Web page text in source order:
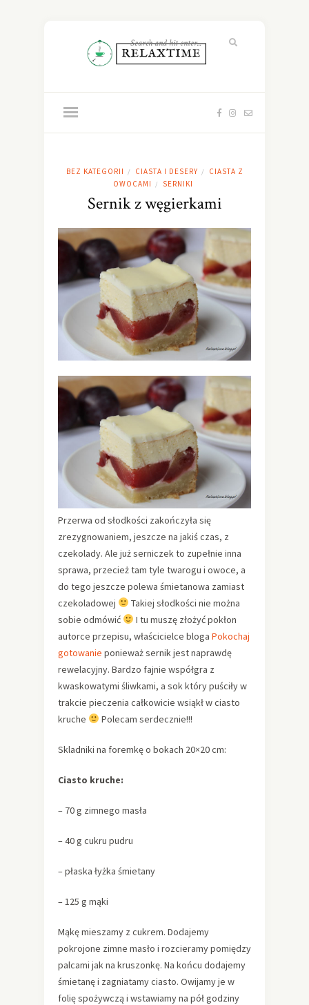
BEZ KATEGORII / CIASTA I DESERY /
CIASTA Z
OWOCAMI
/ SERNIKI
Sernik z węgierkami
Przerwa od słodkości zakończyła się
zrezygnowaniem, jeszcze na jakiś czas, z
czekolady. Ale już serniczek to zupełnie inna
sprawa, przecież tam tyle twarogu i owoce, a
do tego jeszcze polewa śmietanowa zamiast
czekoladowej
Takiej słodkości nie można
sobie odmówić
I tu muszę złożyć pokłon
autorce przepisu, właścicielce bloga Pokochaj
gotowanie ponieważ sernik jest naprawdę
rewelacyjny. Bardzo fajnie współgra z
kwaskowatymi śliwkami, a sok który puściły w
trakcie pieczenia całkowicie wsiąkł w ciasto
kruche
Polecam serdecznie!!!
Skladniki na foremkę o bokach 20×20 cm:
Ciasto kruche:
– 70 g zimnego masła
– 40 g cukru pudru
– płaska łyżka śmietany
– 125 g mąki
Mąkę mieszamy z cukrem. Dodajemy
pokrojone zimne masło i rozcieramy pomiędzy
palcami jak na kruszonkę. Na końcu dodajemy
śmietanę i zagniatamy ciasto. Owijamy je w
folię spożywczą i wstawiamy na pół godziny